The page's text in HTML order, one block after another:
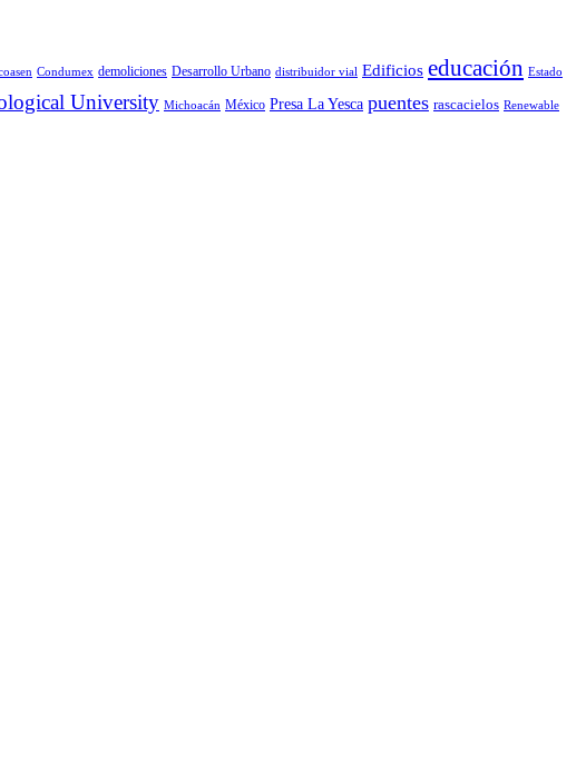
Condumex demoliciones Desarrollo Urbano distribuidor vial Edificios educación Estado
University Michoacán México Presa La Yesca puentes rascacielos Renewable